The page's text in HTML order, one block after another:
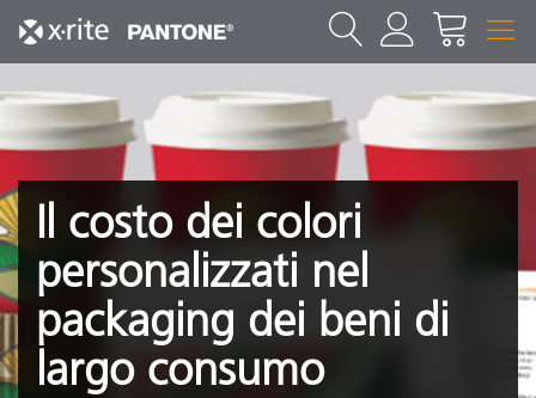
Il costo dei colori
personalizzati nel
packaging dei beni di
largo consumo